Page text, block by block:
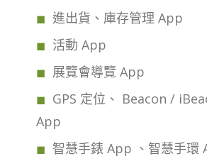
進出貨、庫存管理 App
活動 App
展覽會導覽 App
GPS 定位、 Beacon /
App
智慧手錶 App 、智慧手環